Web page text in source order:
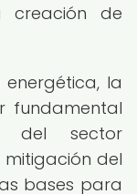
creación de
la
fundamental
del sector
del
bases para